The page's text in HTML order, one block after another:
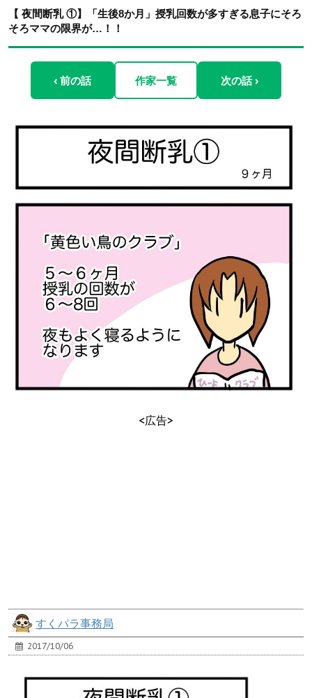
【 夜間断乳 ①】「生後8か月」授乳回数が多すぎる息子にそろ
そろママの限界が…！！
‹ 前の話 作家一覧 次の話 ›
<広告>
すくパラ事務局
2017/10/06